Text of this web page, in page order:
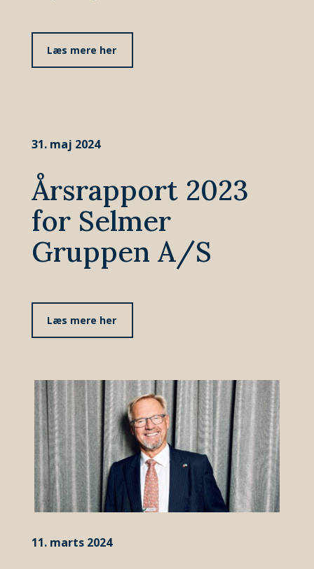
Læs mere her
31. maj 2024
Årsrapport 2023
for Selmer
Gruppen A/S
Læs mere her
11. marts 2024